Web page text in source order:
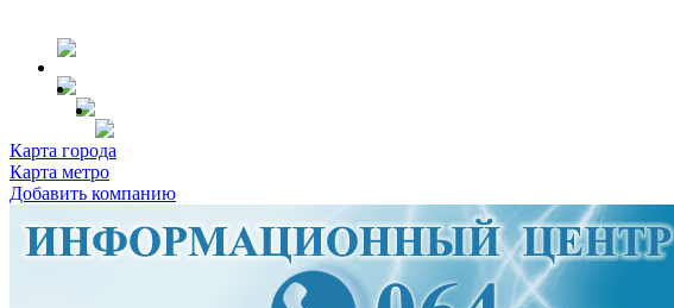
Карта города
Карта метро
Добавить компанию